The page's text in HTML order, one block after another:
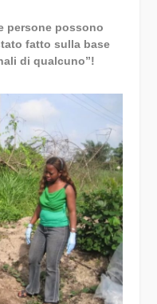
persone possono
fatto sulla base
di qualcuno”!